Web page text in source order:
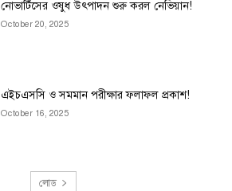
নোভার্টিসের ওষুধ উৎপাদন শুরু করল নেভিয়ান!
October 20, 2025
এইচএসসি ও সমমান পরীক্ষার ফলাফল প্রকাশ!
October 16, 2025
লোড